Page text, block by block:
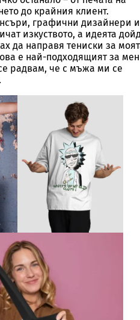
до крайния клиент.
графични дизайнери и
изкуството, а идеята
да направя тениски за
е най-подходящият за мен
радвам, че с мъжа ми се